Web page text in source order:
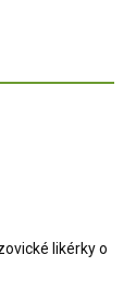
likérky o